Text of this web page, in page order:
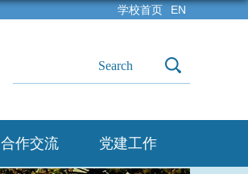
学校首页 EN
合作交流 党建工作